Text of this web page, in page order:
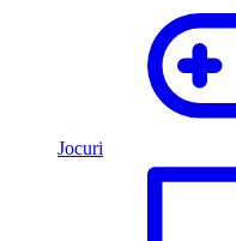
Jocuri